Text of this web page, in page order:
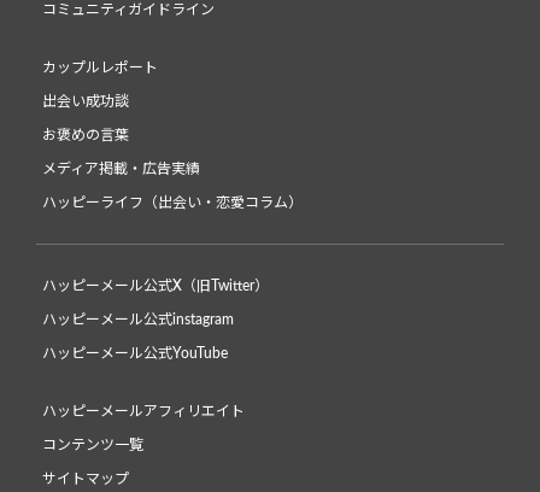
コミュニティガイドライン
カップルレポート
出会い成功談
お褒めの言葉
メディア掲載・広告実績
ハッピーライフ（出会い・恋愛コラム）
ハッピーメール公式X（旧Twitter）
ハッピーメール公式instagram
ハッピーメール公式YouTube
ハッピーメールアフィリエイト
コンテンツ一覧
サイトマップ